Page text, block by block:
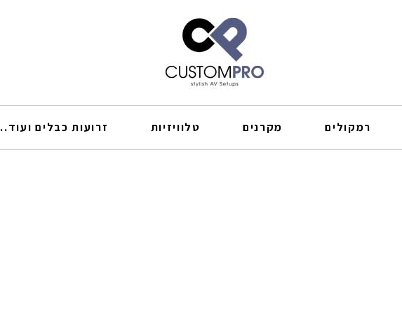
רמקולים מקרנים טלוויזיות זרועות כבלים ועוד..